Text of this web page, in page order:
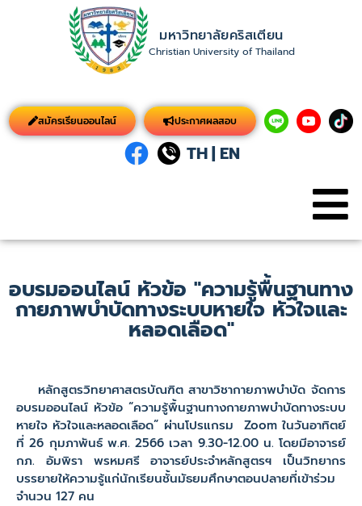
มหาวิทยาลัยคริสเตียน
Christian University of Thailand
สมัครเรียนออนไลน์ ประกาศผลสอบ
TH| EN
อบรมออนไลน์ หัวข้อ "ความรู้พื้นฐานทาง
กายภาพบำบัดทางระบบหายใจ หัวใจและ
หลอดเลือด"
หลักสูตรวิทยาศาสตรบัณฑิต สาขาวิชากายภาพบำบัด จัดการ
อบรมออนไลน์ หัวข้อ “ความรู้พื้นฐานทางกายภาพบำบัดทางระบบ
หายใจ หัวใจและหลอดเลือด” ผ่านโปรแกรม Zoom ในวันอาทิตย์
ที่ 26 กุมภาพันธ์ พ.ศ. 2566 เวลา 9.30-12.00 น. โดยมีอาจารย์
กภ. อัมพิรา พรหมศรี อาจารย์ประจำหลักสูตรฯ เป็นวิทยากร
บรรยายให้ความรู้แก่นักเรียนชั้นมัธยมศึกษาตอนปลายที่เข้าร่วม
จำนวน 127 คน